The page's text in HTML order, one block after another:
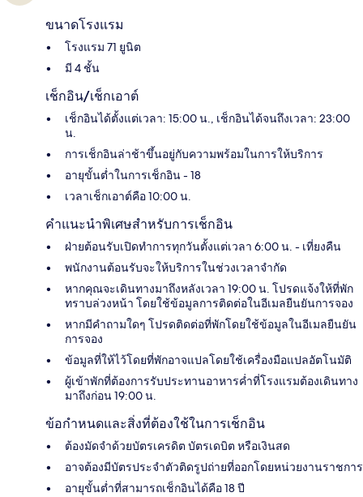
ขนาดโรงแรม
โรงแรม 71 ยูนิต
มี 4 ชั้น
เช็กอิน/เช็กเอาต์
เช็กอินได้ตั้งแต่เวลา: 15:00 น., เช็กอินได้จนถึงเวลา: 23:00
น.
การเช็กอินล่าช้าขึ้นอยู่กับความพร้อมในการให้บริการ
อายุขั้นต่ำในการเช็กอิน - 18
เวลาเช็กเอาต์คือ 10:00 น.
คำแนะนำพิเศษสำหรับการเช็กอิน
ฝ่ายต้อนรับเปิดทำการทุกวันตั้งแต่เวลา 6:00 น. - เที่ยงคืน
พนักงานต้อนรับจะให้บริการในช่วงเวลาจำกัด
หากคุณจะเดินทางมาถึงหลังเวลา 19:00 น. โปรดแจ้งให้ที่พัก
ทราบล่วงหน้า โดยใช้ข้อมูลการติดต่อในอีเมลยืนยันการจอง
หากมีคำถามใดๆ โปรดติดต่อที่พักโดยใช้ข้อมูลในอีเมลยืนยัน
การจอง
ข้อมูลที่ให้ไว้โดยที่พักอาจแปลโดยใช้เครื่องมือแปลอัตโนมัติ
ผู้เข้าพักที่ต้องการรับประทานอาหารค่ำที่โรงแรมต้องเดินทาง
มาถึงก่อน 19:00 น.
ข้อกำหนดและสิ่งที่ต้องใช้ในการเช็กอิน
ต้องมัดจำด้วยบัตรเครดิต บัตรเดบิต หรือเงินสด
อาจต้องมีบัตรประจำตัวติดรูปถ่ายที่ออกโดยหน่วยงานราชการ
อายุขั้นต่ำที่สามารถเช็กอินได้คือ 18 ปี